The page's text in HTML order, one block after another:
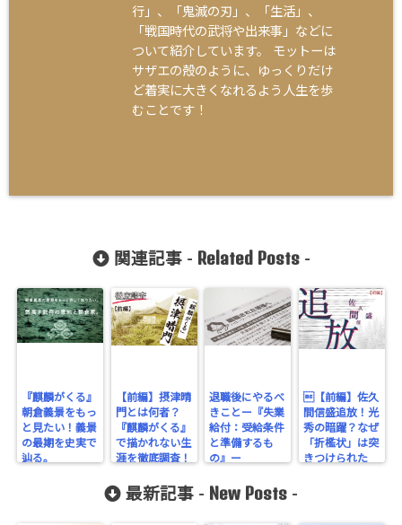
行」、「鬼滅の刃」、「生活」、
「戦国時代の武将や出来事」などに
ついて紹介しています。 モットーは
サザエの殻のように、ゆっくりだけ
ど着実に大きくなれるよう人生を歩
むことです！
関連記事 - Related Posts-
『麒麟がくる』
朝倉義景をもっ
と見たい！義景
の最期を史実で
辿る。
【前編】摂津晴
門とは何者？
『麒麟がくる』
で描かれない生
涯を徹底調査！
退職後にやるべ
きことー『失業
給付：受給条件
と準備するも
の』ー
【前編】佐久
間信盛追放！光
秀の暗躍？なぜ
「折檻状」は突
きつけられた
最新記事 - New Posts -